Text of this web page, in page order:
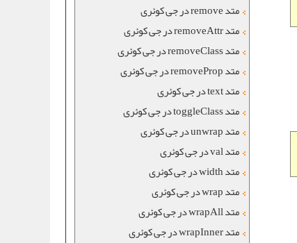
متد remove در جی کوئری
متد removeAttr در جی کوئری
متد removeClass در جی کوئری
متد removeProp در جی کوئری
متد text در جی کوئری
متد toggleClass در جی کوئری
متد unwrap در جی کوئری
متد val در جی کوئری
متد width در جی کوئری
متد wrap در جی کوئری
متد wrapAll در جی کوئری
متد wrapInner در جی کوئری